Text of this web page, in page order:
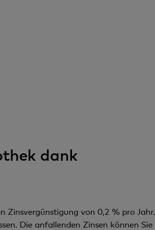
dank
Zinsvergünstigung von 0,2 % pro Jahr.
Die anfallenden Zinsen können Sie